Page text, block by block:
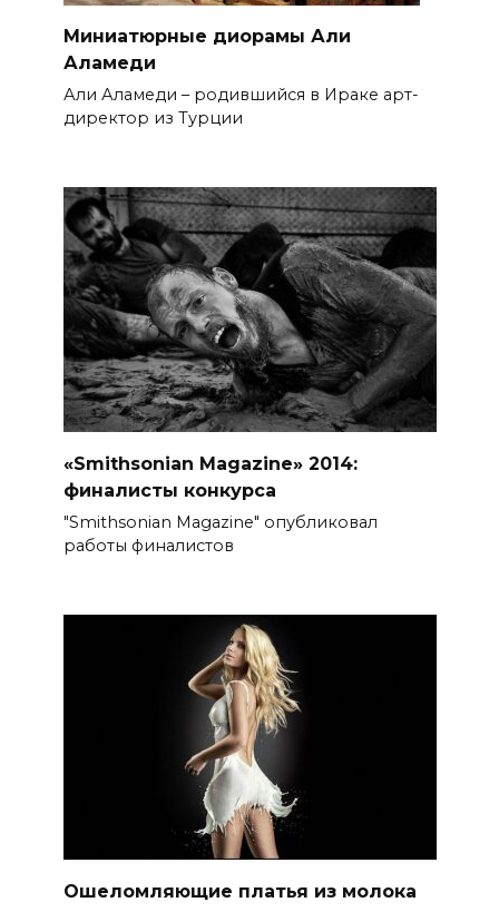
Миниатюрные диорамы Али
Аламеди
Али Аламеди – родившийся в Ираке арт-
директор из Турции
«Smithsonian Magazine» 2014:
финалисты конкурса
"Smithsonian Magazine" опубликовал
работы финалистов
Ошеломляющие платья из молока